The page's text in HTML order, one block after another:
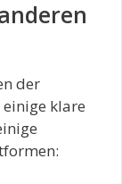
der
klare